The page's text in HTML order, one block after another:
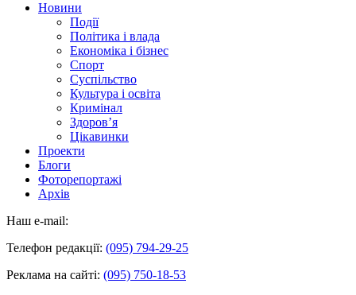
Новини
Події
Політика і влада
Економіка і бізнес
Спорт
Суспільство
Культура і освіта
Кримінал
Здоров’я
Цікавинки
Проекти
Блоги
Фоторепортажі
Архів
Наш e-mail:
Телефон редакції: (095) 794-29-25
Реклама на сайті: (095) 750-18-53